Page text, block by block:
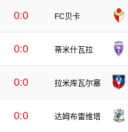
0:0 FC贝卡
0:0 蒂米什瓦拉
0:0 拉米库瓦尔塞
0:0 达姆布雷维塔